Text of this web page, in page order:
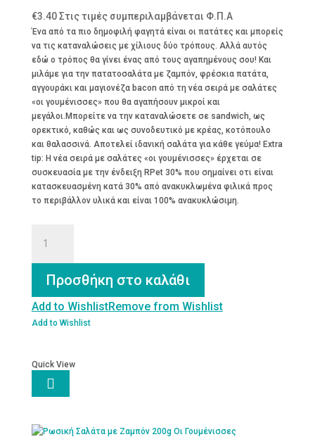
€3.40 Στις τιμές συμπεριλαμβάνεται Φ.Π.Α
Ένα από τα πιο δημοφιλή φαγητά είναι οι πατάτες και μπορείς
να τις καταναλώσεις με χίλιους δύο τρόπους. Αλλά αυτός
εδώ ο τρόπος θα γίνει ένας από τους αγαπημένους σου! Και
μιλάμε για την πατατοσαλάτα με ζαμπόν, φρέσκια πατάτα,
αγγουράκι και μαγιονέζα bacon από τη νέα σειρά με σαλάτες
«οι γουμένισσες» που θα αγαπήσουν μικροί και
μεγάλοι.Μπορείτε να την καταναλώσετε σε sandwich, ως
ορεκτικό, καθώς και ως συνοδευτικό με κρέας, κοτόπουλο
και θαλασσινά. Αποτελεί ιδανική σαλάτα για κάθε γεύμα! Extra
tip: Η νέα σειρά με σαλάτες «οι γουμένισσες» έρχεται σε
συσκευασία με την ένδειξη RPet 30% που σημαίνει οτι είναι
κατασκευασμένη κατά 30% από ανακυκλωμένα φιλικά προς
το περιβάλλον υλικά και είναι 100% ανακυκλώσιμη.
Μαγιονέζα
200g
Οι
Γουμένισσες
Προσθήκη στο καλάθι
Add to WishlistRemove from Wishlist
Add to Wishlist
Quick View
